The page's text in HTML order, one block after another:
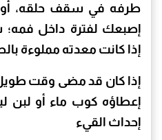
طرفه في سقف حلقه، أو
إصبعك لفترة داخل فمه؛
إذا كانت معدته مملوءة
إذا كان قد مضى وقت
إعطاؤه كوب ماء أو لبن
إحداث القيء